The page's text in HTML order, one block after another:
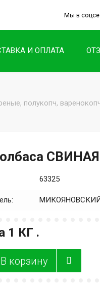
Мы в
И ОПЛАТА
полукопч,
63325
1 КГ .